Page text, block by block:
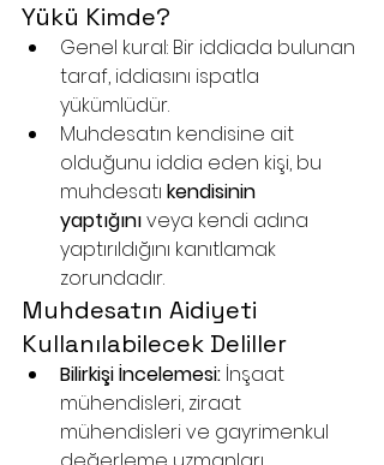
Yükü Kimde?
Genel kural: Bir iddiada bulunan
taraf, iddiasını ispatla
yükümlüdür.
Muhdesatın kendisine ait
olduğunu iddia eden kişi, bu
muhdesatı kendisinin
yaptığını veya kendi adına
yaptırıldığını kanıtlamak
zorundadır.
Muhdesatın Aidiyeti
Kullanılabilecek Deliller
Bilirkişi İncelemesi: İnşaat
mühendisleri, ziraat
mühendisleri ve gayrimenkul